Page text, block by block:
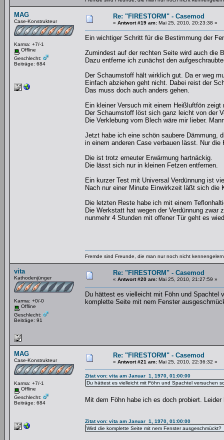
MAG
Case-Konstrukteur
Karma: +7/-1
Offline
Geschlecht:
Beiträge: 684
Re: "FIRESTORM" - Casemod
« Antwort #19 am: Mai 25, 2010, 20:23:38 »
Ein wichtiger Schritt für die Bestimmung der
Zumindest auf der rechten Seite wird auch die
Dazu entferne ich zunächst den
Der Schaumstoff hält wirklich gut. Da er weg
Einfach abziehen geht nicht. Dabei reist der
Das muss doch auch anders gehen.
Ein kleiner Versuch mit einem Heißluftfön zeigt
Der Schaumstoff löst sich ganz leicht von der
Die Verklebung vom Blech wäre mir lieber.
Jetzt habe ich eine schön saubere Dämmung,
in einem anderen Case verbauen lässt. Nur
Die ist trotz erneuter Erwärmung hartnäckig.
Die lässt sich nur in kleinen Fetzen entfernen.
Ein kurzer Test mit Universal Verdünnung ist
Nach nur einer Minute Einwirkzeit läßt sich
Die letzten Reste habe ich mit einem
Die Werkstatt hat wegen der Verdünnung zwar
nunmehr 4 Stunden mit offener Tür geht es
Fremde sind Freunde, die man nur noch nicht
vita
Kathodenjünger
Karma: +0/-0
Offline
Geschlecht:
Beiträge: 91
Re: "FIRESTORM" - Casemod
« Antwort #20 am: Mai 25, 2010, 21:27:59 »
Du hättest es vielleicht mit Föhn und Spachtel
komplette Seite mit nem Fenster
MAG
Case-Konstrukteur
Karma: +7/-1
Offline
Geschlecht:
Beiträge: 684
Re: "FIRESTORM" - Casemod
« Antwort #21 am: Mai 25, 2010, 22:36:32 »
Zitat von: vita am Januar 1, 1970, 01:00:00
Du hättest es vielleicht mit Föhn und Spachtel versuchen
Mit dem Föhn habe ich es doch probiert.
Zitat von: vita am Januar 1, 1970, 01:00:00
Wird die komplette Seite mit nem Fenster ausgeschmückt?